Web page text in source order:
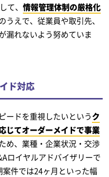
て、情報管理体制の厳格化
えで、従業員や取引先、
漏れないよう努めていま
ド対応
ードを重視したいというク
じてオーダーメイドで事業
め、業種・企業状況・交渉
ロイヤルアドバイザリーで
件では24ヶ月といった幅